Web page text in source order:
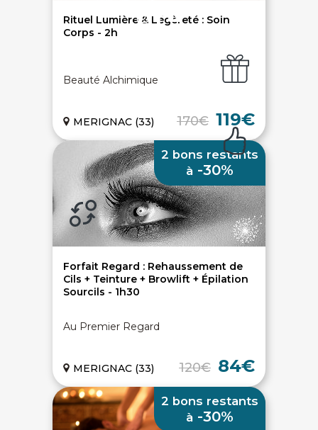
Rituel Lumière & Légèreté : Soin
Corps - 2h
Beauté Alchimique
170€ 119€
MERIGNAC (33)
Forfait Regard : Rehaussement de
Cils + Teinture + Browlift + Épilation
Sourcils - 1h30
Au Premier Regard
120€ 84€
MERIGNAC (33)
2 bons restants
à -30%
2 bons restants
à -30%
Livraison gratuite 94% de satisfaits
Échange 1 an
LIENS UTILES
Notre charte de confiance
On vous aide - FAQ
ACCÈS RAPIDES
Bons plans massages
Spa privatif